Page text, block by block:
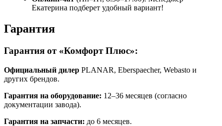
Екатерина подберет удобный вариант!
Гарантия
Гарантия от «Комфорт Плюс»:
Официальный дилер PLANAR, Eberspaecher, Webasto и
других брендов.
Гарантия на оборудование: 12–36 месяцев (согласно
документации завода).
Гарантия на запчасти: до 6 месяцев.